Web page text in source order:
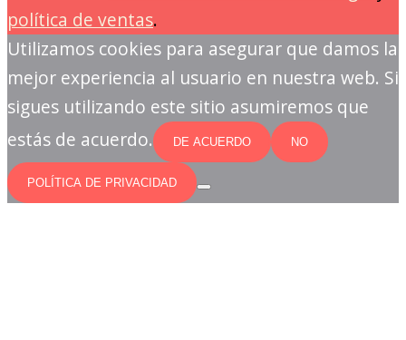
política de ventas.
Utilizamos cookies para asegurar que damos la
mejor experiencia al usuario en nuestra web. Si
sigues utilizando este sitio asumiremos que
estás de acuerdo.
DE ACUERDO NO
POLÍTICA DE PRIVACIDAD